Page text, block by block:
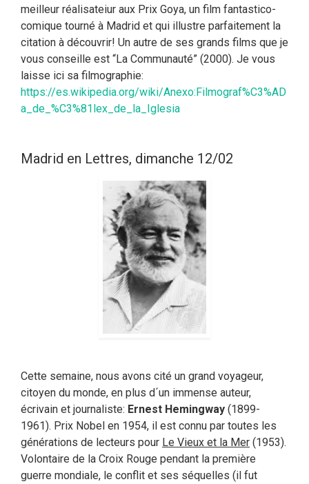
meilleur réalisateiur aux Prix Goya, un film fantastico-
comique tourné à Madrid et qui illustre parfaitement la
citation à découvrir! Un autre de ses grands films que je
vous conseille est “La Communauté” (2000). Je vous
laisse ici sa filmographie:
https://es.wikipedia.org/wiki/Anexo:Filmograf%C3%AD
a_de_%C3%81lex_de_la_Iglesia
Madrid en Lettres, dimanche 12/02
Cette semaine, nous avons cité un grand voyageur,
citoyen du monde, en plus d´un immense auteur,
écrivain et journaliste: Ernest Hemingway (1899-
1961). Prix Nobel en 1954, il est connu par toutes les
générations de lecteurs pour Le Vieux et la Mer (1953).
Volontaire de la Croix Rouge pendant la première
guerre mondiale, le conflit et ses séquelles (il fut